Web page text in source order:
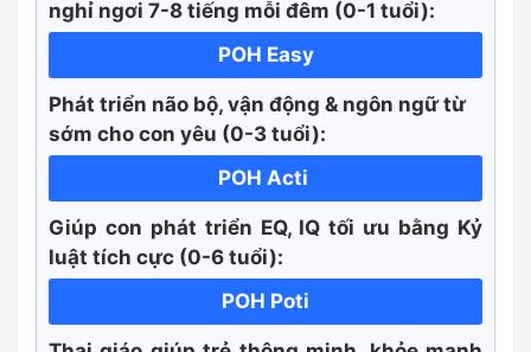
nghỉ ngơi 7-8 tiếng mỗi đêm (0-1 tuổi):
POH Easy
Phát triển não bộ, vận động & ngôn ngữ từ
sớm cho con yêu (0-3 tuổi):
POH Acti
Giúp con phát triển EQ, IQ tối ưu bằng Kỷ
luật tích cực (0-6 tuổi):
POH Poti